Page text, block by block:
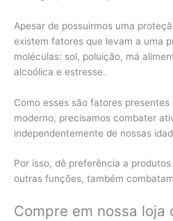
Apesar de possuirmos uma
existem fatores que levam a uma
moléculas: sol, poluição, má
alcoólica e estresse.
Como esses são fatores
moderno, precisamos combater
independentemente de nossas
Por isso, dê preferência a
outras funções, também
Compre em nossa loja